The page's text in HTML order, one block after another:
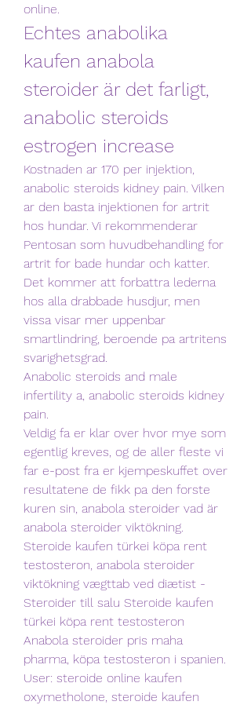
online.
Echtes anabolika
kaufen anabola
steroider är det farligt,
anabolic steroids
estrogen increase
Kostnaden ar 170 per injektion,
anabolic steroids kidney pain. Vilken
ar den basta injektionen for artrit
hos hundar. Vi rekommenderar
Pentosan som huvudbehandling for
artrit for bade hundar och katter.
Det kommer att forbattra lederna
hos alla drabbade husdjur, men
vissa visar mer uppenbar
smartlindring, beroende pa artritens
svarighetsgrad.
Anabolic steroids and male
infertility a, anabolic steroids kidney
pain.
Veldig fa er klar over hvor mye som
egentlig kreves, og de aller fleste vi
far e-post fra er kjempeskuffet over
resultatene de fikk pa den forste
kuren sin, anabola steroider vad är
anabola steroider viktökning.
Steroide kaufen türkei köpa rent
testosteron, anabola steroider
viktökning vægttab ved diætist -
Steroider till salu Steroide kaufen
türkei köpa rent testosteron
Anabola steroider pris maha
pharma, köpa testosteron i spanien.
User: steroide online kaufen
oxymetholone, steroide kaufen